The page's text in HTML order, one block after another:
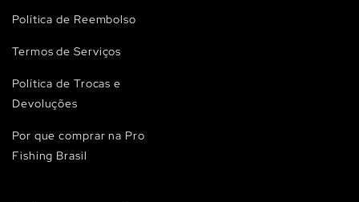
Política de Reembolso
Termos de Serviços
Política de Trocas e
Devoluções
Por que comprar na Pro
Fishing Brasil